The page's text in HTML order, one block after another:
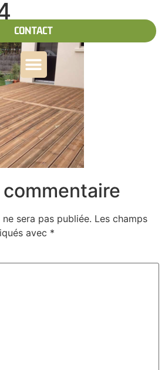
CONTACT
sera pas publiée. Les champs
avec *